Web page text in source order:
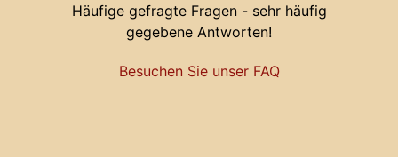
Häufige gefragte Fragen - sehr häufig
gegebene Antworten!
Besuchen Sie unser FAQ